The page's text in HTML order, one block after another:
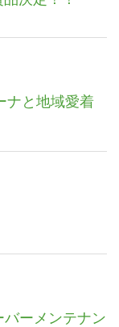
ナと地域愛着
ーメンテナン